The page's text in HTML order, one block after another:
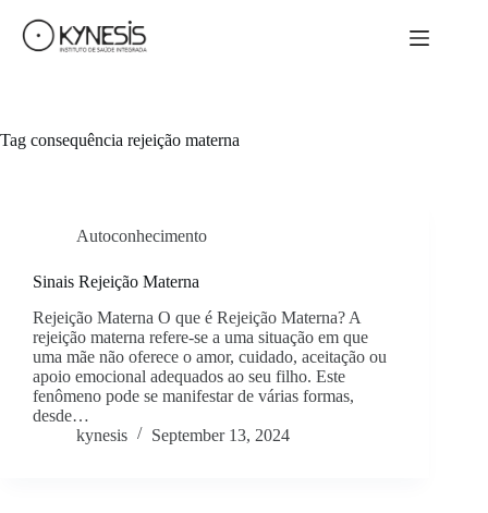
Tag consequência rejeição materna
Autoconhecimento
Sinais Rejeição Materna
Rejeição Materna O que é Rejeição Materna? A
rejeição materna refere-se a uma situação em que
uma mãe não oferece o amor, cuidado, aceitação ou
apoio emocional adequados ao seu filho. Este
fenômeno pode se manifestar de várias formas,
desde…
kynesis
September 13, 2024